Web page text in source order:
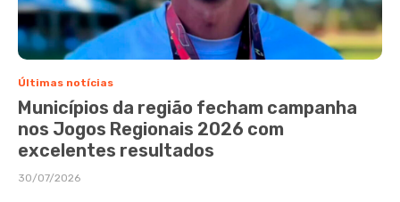
Últimas notícias
Municípios da região fecham campanha
nos Jogos Regionais 2026 com
excelentes resultados
30/07/2026